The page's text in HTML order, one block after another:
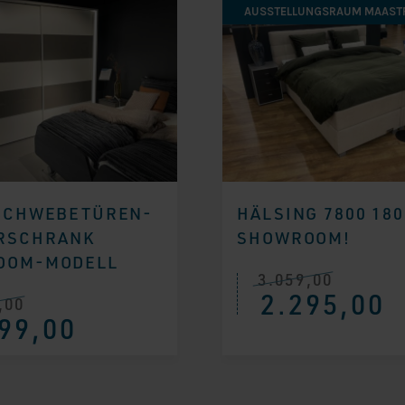
MODELL
HÄLSING 7800
SHOWROOM!
AUSSTELLUNGSRAUM
3.059,00
Ursprünglicher
Preis
war:
2.295,00
Aktueller
Preis
ist: